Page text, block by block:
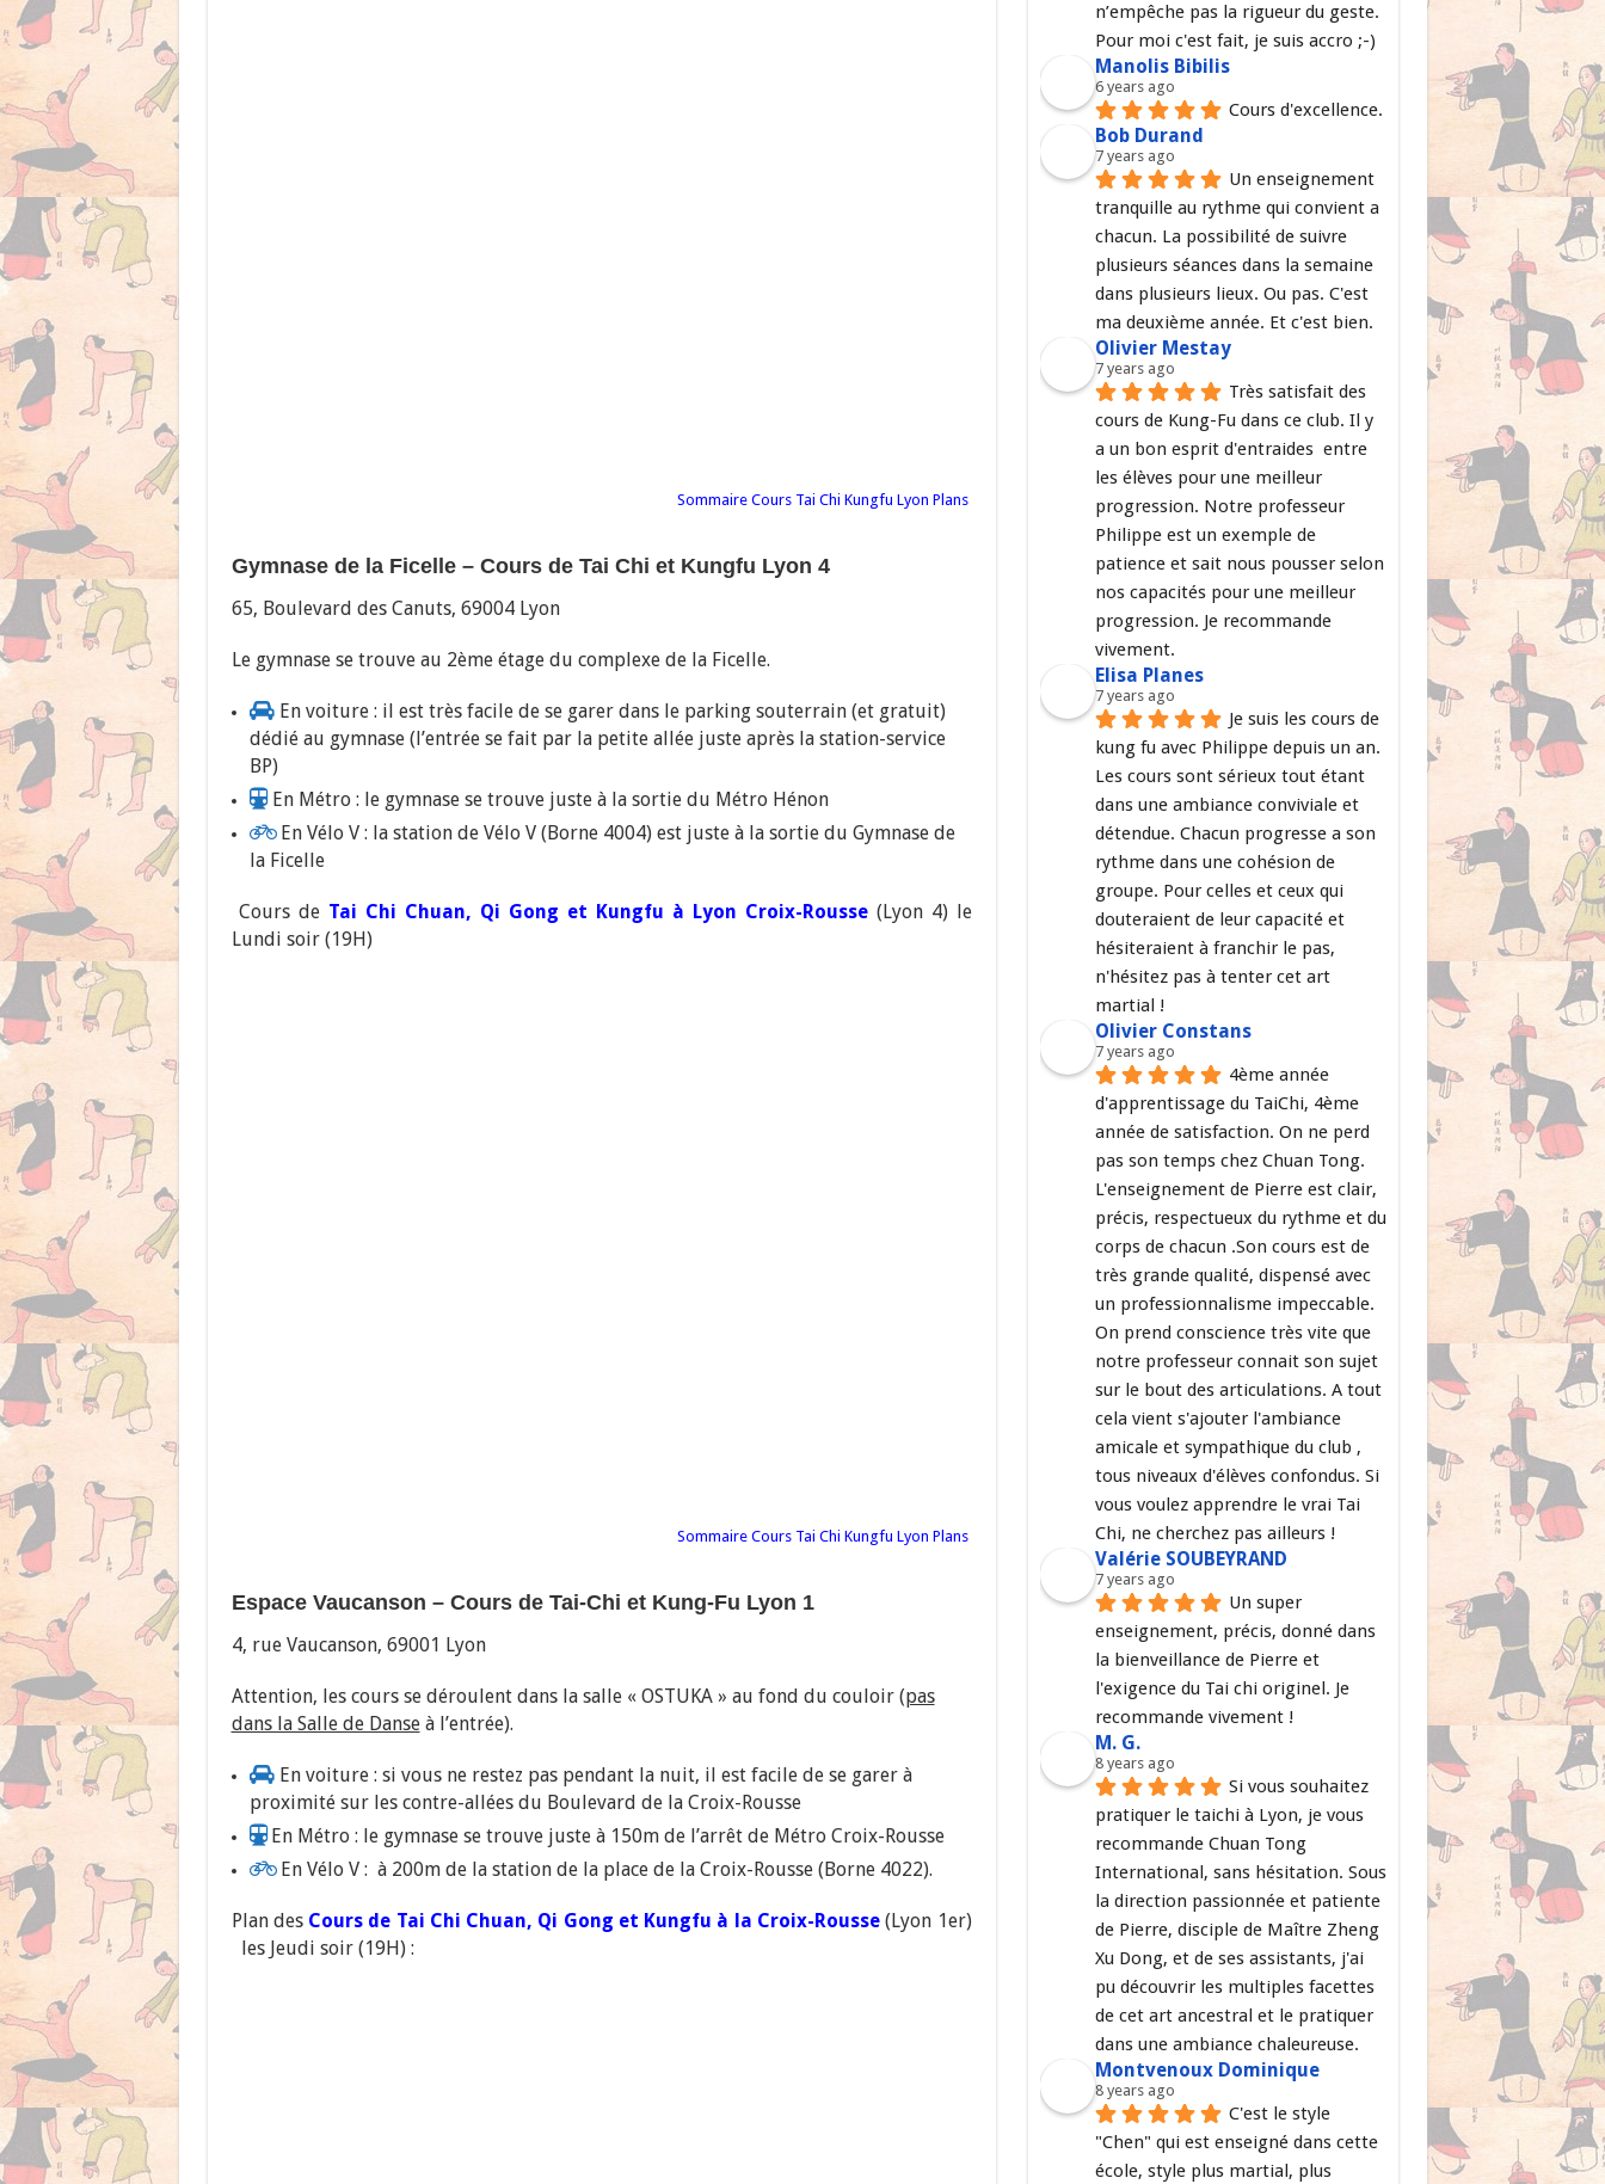
Sommaire Cours Tai Chi Kungfu Lyon Plans
Gymnase de la Ficelle – Cours de Tai Chi et Kungfu Lyon 4
65, Boulevard des Canuts, 69004 Lyon
Le gymnase se trouve au 2ème étage du complexe de la Ficelle.
En voiture : il est très facile de se garer dans le parking souterrain (et gratuit)
dédié au gymnase (l’entrée se fait par la petite allée juste après la station-service
BP)
En Métro : le gymnase se trouve juste à la sortie du Métro Hénon
En Vélo V : la station de Vélo V (Borne 4004) est juste à la sortie du Gymnase de
la Ficelle
Cours de Tai Chi Chuan, Qi Gong et Kungfu à Lyon Croix-Rousse (Lyon 4) le
Lundi soir (19H)
Sommaire Cours Tai Chi Kungfu Lyon Plans
Espace Vaucanson – Cours de Tai-Chi et Kung-Fu Lyon 1
4, rue Vaucanson, 69001 Lyon
Attention, les cours se déroulent dans la salle « OSTUKA » au fond du couloir (pas
dans la Salle de Danseà l’entrée).
En voiture : si vous ne restez pas pendant la nuit, il est facile de se garer à
proximité sur les contre-allées du Boulevard de la Croix-Rousse
En Métro : le gymnase se trouve juste à 150m de l’arrêt de Métro Croix-Rousse
En Vélo V : à 200m de la station de la place de la Croix-Rousse (Borne 4022).
Plan des Cours de Tai Chi Chuan, Qi Gong et Kungfu à la Croix-Rousse(Lyon 1er)
les Jeudi soir (19H) :
n’empêche pas la rigueur du geste.
Pour moi c'est fait, je suis accro ;-)
Manolis Bibilis
6 years ago
Cours d'excellence.
Bob Durand
7 years ago
Un enseignement
tranquille au rythme qui convient a
chacun. La possibilité de suivre
plusieurs séances dans la semaine
dans plusieurs lieux. Ou pas. C'est
ma deuxième année. Et c'est bien.
Olivier Mestay
7 years ago
Très satisfait des
cours de Kung-Fu dans ce club. Il y
a un bon esprit d'entraides  entre
les élèves pour une meilleur
progression. Notre professeur
Philippe est un exemple de
patience et sait nous pousser selon
nos capacités pour une meilleur
progression. Je recommande
vivement.
Elisa Planes
7 years ago
Je suis les cours de
kung fu avec Philippe depuis un an.
Les cours sont sérieux tout étant
dans une ambiance conviviale et
détendue. Chacun progresse a son
rythme dans une cohésion de
groupe. Pour celles et ceux qui
douteraient de leur capacité et
hésiteraient à franchir le pas,
n'hésitez pas à tenter cet art
martial !
Olivier Constans
7 years ago
4ème année
d'apprentissage du TaiChi, 4ème
année de satisfaction. On ne perd
pas son temps chez Chuan Tong.
L'enseignement de Pierre est clair,
précis, respectueux du rythme et du
corps de chacun .Son cours est de
très grande qualité, dispensé avec
un professionnalisme impeccable.
On prend conscience très vite que
notre professeur connait son sujet
sur le bout des articulations. A tout
cela vient s'ajouter l'ambiance
amicale et sympathique du club ,
tous niveaux d'élèves confondus. Si
vous voulez apprendre le vrai Tai
Chi, ne cherchez pas ailleurs !
Valérie SOUBEYRAND
7 years ago
Un super
enseignement, précis, donné dans
la bienveillance de Pierre et
l'exigence du Tai chi originel. Je
recommande vivement !
M. G.
8 years ago
Si vous souhaitez
pratiquer le taichi à Lyon, je vous
recommande Chuan Tong
International, sans hésitation. Sous
la direction passionnée et patiente
de Pierre, disciple de Maître Zheng
Xu Dong, et de ses assistants, j'ai
pu découvrir les multiples facettes
de cet art ancestral et le pratiquer
dans une ambiance chaleureuse.
Montvenoux Dominique
8 years ago
C'est le style
"Chen" qui est enseigné dans cette
école, style plus martial, plus